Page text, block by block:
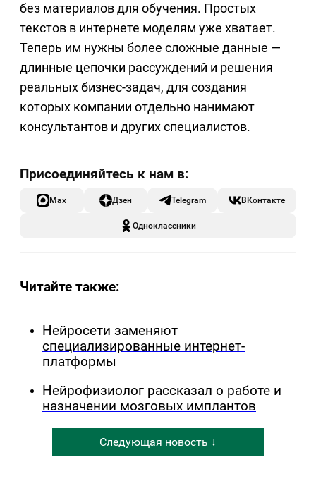
без материалов для обучения. Простых
текстов в интернете моделям уже хватает.
Теперь им нужны более сложные данные —
длинные цепочки рассуждений и решения
реальных бизнес-задач, для создания
которых компании отдельно нанимают
консультантов и других специалистов.
Max Дзен Telegram ВКонтакте
Одноклассники
Читайте также:
Нейросети заменяют
специализированные интернет-
платформы
Нейрофизиолог рассказал о работе и
назначении мозговых имплантов
Следующая новость ↓